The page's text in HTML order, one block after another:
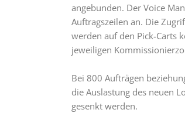
angebunden. Der Voice
Auftragszeilen an. Die
werden auf den Pick-Carts
jeweiligen
Bei 800 Aufträgen
die Auslastung des neuen
gesenkt werden.